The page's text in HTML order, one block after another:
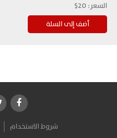
السعر: 20$
شروط الاستخدام